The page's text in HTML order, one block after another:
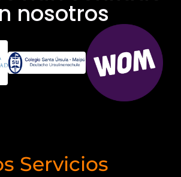
nosotros
Servicios